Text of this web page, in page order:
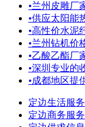
•兰州皮雕厂
•供应太阳能
•高性价水泥
•兰州钻机价
•乙酸乙酯厂
•深圳专业的
•成都地区提
定边生活服务
定边商务服务